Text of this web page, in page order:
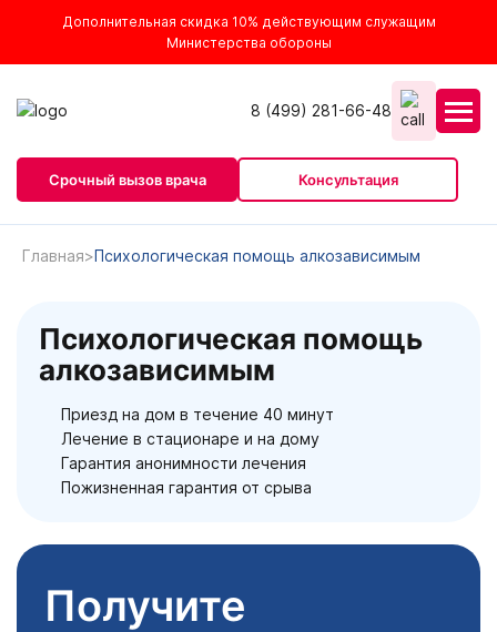
Дополнительная скидка 10% действующим служащим
Министерства обороны
8 (499) 281-66-48
Срочный вызов врача Консультация
Главная Психологическая помощь алкозависимым
Психологическая помощь
алкозависимым
Приезд на дом в течение 40 минут
Лечение в стационаре и на дому
Гарантия анонимности лечения
Пожизненная гарантия от срыва
Получите